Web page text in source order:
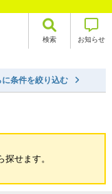
検索 お知らせ
に条件を絞り込む
探せます。